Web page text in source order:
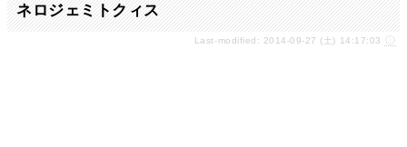
ネロジェミトクィス
Last-modified: 2014-09-27 (土) 14:17:03